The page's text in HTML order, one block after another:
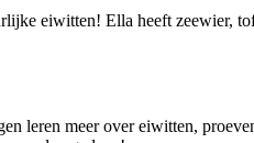
eiwitten! Ella heeft zeewier,
leren meer over eiwitten,